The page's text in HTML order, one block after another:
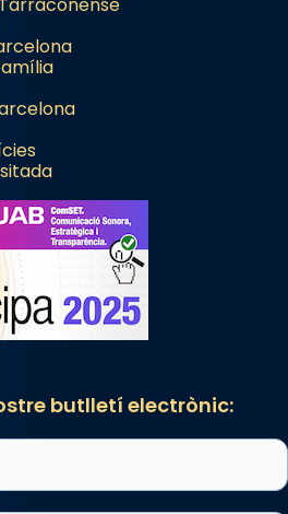
butlletí electrònic: